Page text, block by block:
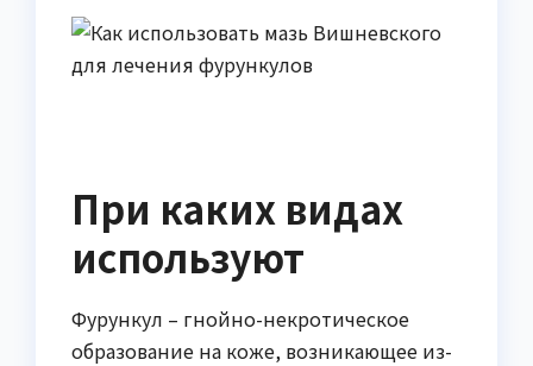
При каких видах
используют
Фурункул – гнойно-некротическое
образование на коже, возникающее из-